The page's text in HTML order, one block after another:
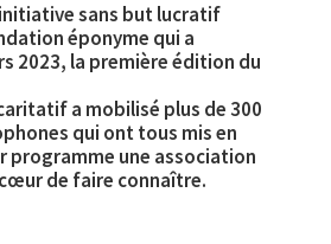
sans but lucratif
éponyme qui a
2023, la première édition du
a mobilisé plus de 300
qui ont tous mis en
programme une association
de faire connaître.